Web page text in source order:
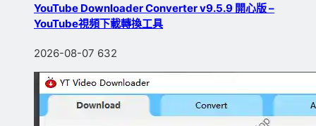
YouTube Downloader Converter v9.5.9 開心版 –
YouTube視頻下載轉換工具
2026-08-07 632